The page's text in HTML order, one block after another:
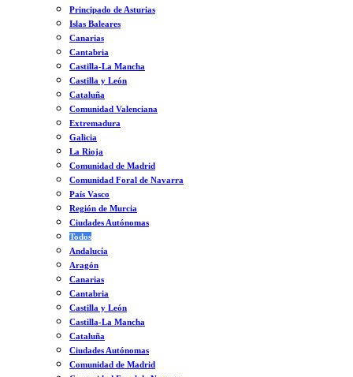
Principado de Asturias
Islas Baleares
Canarias
Cantabria
Castilla-La Mancha
Castilla y León
Cataluña
Comunidad Valenciana
Extremadura
Galicia
La Rioja
Comunidad de Madrid
Comunidad Foral de Navarra
País Vasco
Región de Murcia
Ciudades Autónomas
Todos
Andalucía
Aragón
Canarias
Cantabria
Castilla y León
Castilla-La Mancha
Cataluña
Ciudades Autónomas
Comunidad de Madrid